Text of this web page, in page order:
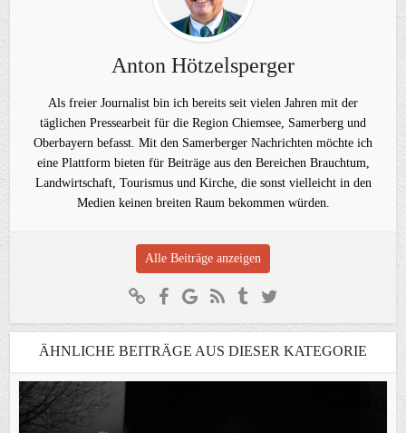
Anton Hötzelsperger
Als freier Journalist bin ich bereits seit vielen Jahren mit der
täglichen Pressearbeit für die Region Chiemsee, Samerberg und
Oberbayern befasst. Mit den Samerberger Nachrichten möchte ich
eine Plattform bieten für Beiträge aus den Bereichen Brauchtum,
Landwirtschaft, Tourismus und Kirche, die sonst vielleicht in den
Medien keinen breiten Raum bekommen würden.
Alle Beiträge anzeigen
ÄHNLICHE BEITRÄGE AUS DIESER KATEGORIE